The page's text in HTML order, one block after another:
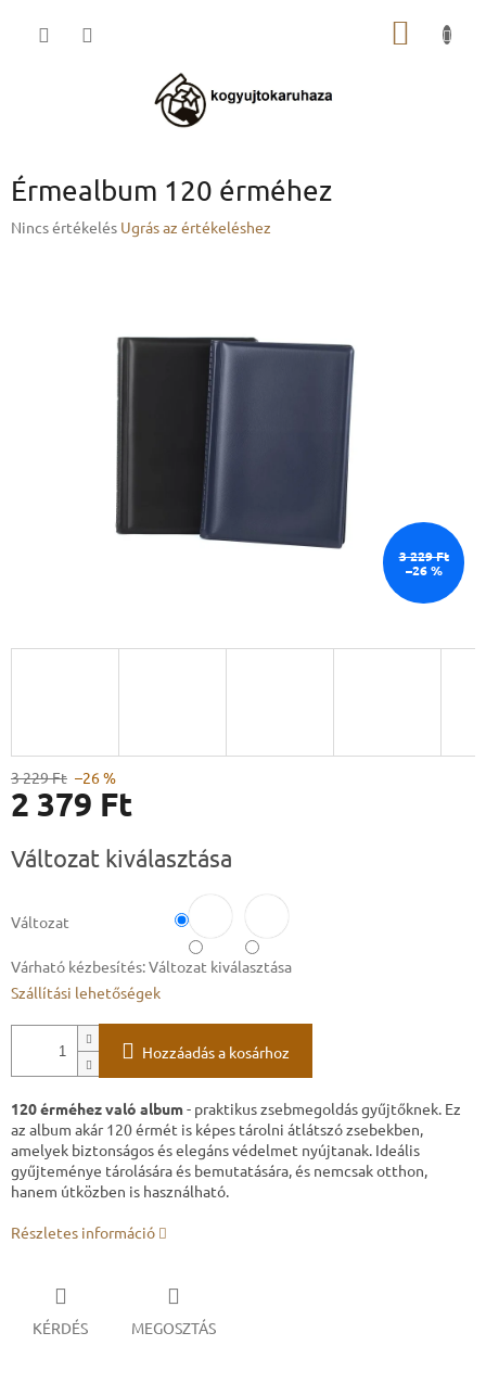
KOSÁR
Érmealbum 120 érméhez
A
Nincs értékelés Ugrás az értékeléshez
3 229 Ft
–26 %
3 229 Ft –26 %
2 379 Ft
Változat kiválasztása
Változat
Várható kézbesítés:Változat kiválasztása
Szállítási lehetőségek
Hozzáadás a kosárhoz
120 érméhez való album- praktikus zsebmegoldás gyűjtőknek. Ez
az album akár 120 érmét is képes tárolni átlátszó zsebekben,
amelyek biztonságos és elegáns védelmet nyújtanak. Ideális
gyűjteménye tárolására és bemutatására, és nemcsak otthon,
hanem útközben is használható.
Részletes információ
KÉRDÉS MEGOSZTÁS